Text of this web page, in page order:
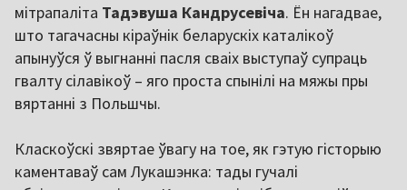
мітрапаліта Тадэвуша Кандрусевіча. Ён нагадвае,
што тагачасны кіраўнік беларускіх каталікоў
апынуўся ў выгнанні пасля сваіх выступаў супраць
гвалту сілавікоў – яго проста спынілі на мяжы пры
вяртанні з Польшчы.
Класкоўскі звяртае ўвагу на тое, як гэтую гісторыю
каментаваў сам Лукашэнка: тады гучалі